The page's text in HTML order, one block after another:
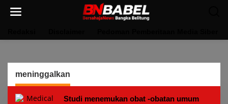
meninggalkan
Studi menemukan obat -obatan umum